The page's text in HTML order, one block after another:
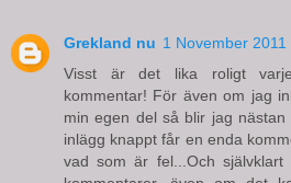
Grekland nu 1 November 2011
Visst är det lika roligt
kommentar! För även om jag
min egen del så blir jag
inlägg knappt får en enda
vad som är fel...Och